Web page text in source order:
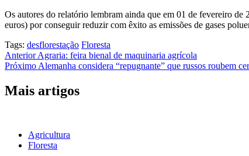
Os autores do relatório lembram ainda que em 01 de fevereiro
euros) por conseguir reduzir com êxito as emissões de gases
Tags: desflorestação Floresta
Navegação
de
artigos
AnteriorAgraria: feira bienal de maquinaria agrícola
Próximo Alemanha considera “repugnante” que russos roubem
Mais artigos
Agricultura
Floresta